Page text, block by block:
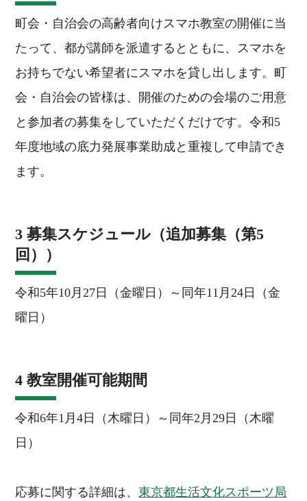
町会・自治会の高齢者向けスマホ教室の開催に当
たって、都が講師を派遣するとともに、スマホを
お持ちでない希望者にスマホを貸し出します。町
会・自治会の皆様は、開催のための会場のご用意
と参加者の募集をしていただくだけです。令和5
年度地域の底力発展事業助成と重複して申請でき
ます。
3 募集スケジュール（追加募集（第5
回））
令和5年10月27日（金曜日）～同年11月24日（金
曜日）
4 教室開催可能期間
令和6年1月4日（木曜日）～同年2月29日（木曜
日）
応募に関する詳細は、東京都生活文化スポーツ局